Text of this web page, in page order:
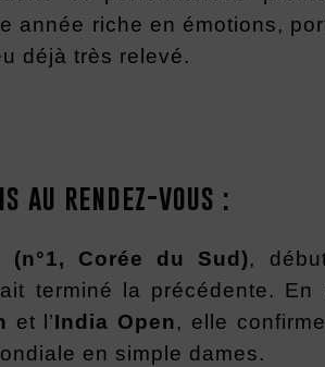
année riche en émotions,
déjà très relevé.
au rendez-vous :
(n°1, Corée du Sud),
terminé la précédente.
et l’India Open, elle
en simple dames.